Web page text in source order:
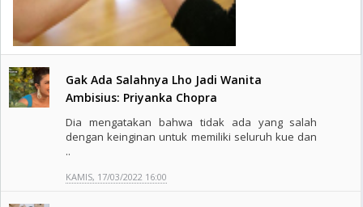
Gak Ada Salahnya Lho Jadi Wanita
Ambisius: Priyanka Chopra
Dia mengatakan bahwa tidak ada yang salah
dengan keinginan untuk memiliki seluruh kue dan
..
KAMIS, 17/03/2022 16:00